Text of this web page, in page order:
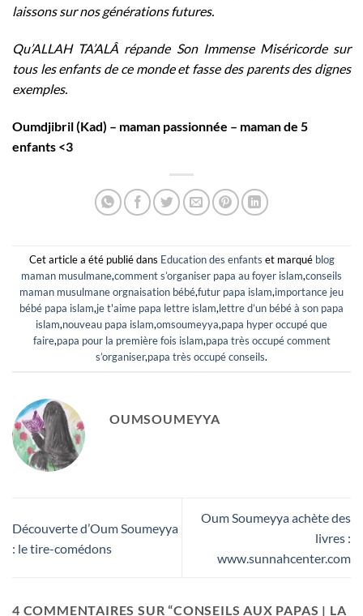
laissons sur nos générations futures.
Qu’ALLAH TA’ALÂ répande Son Immense Miséricorde sur
tous les enfants de ce monde et fasse des parents des dignes
exemples.
Oumdjibril (Kad) – maman passionnée – maman de 5
enfants <3
Cet article a été publié dans Education des enfants et marqué blog
maman musulmane,comment s’organiser papa au foyer islam,conseils
maman musulmane orgnaisation bébé,futur papa islam,importance jeu
bébé papa islam,je t'aime papa lettre islam,lettre d’un bébé à son papa
islam,nouveau papa islam,omsoumeyya,papa hyper occupé que
faire,papa pour la première fois islam,papa très occupé comment
s’organiser,papa très occupé conseils.
OUMSOUMEYYA
Découverte d’Oum Soumeyya
: le tire-comédons
Oum Soumeyya achète des
livres :
www.sunnahcenter.com
4 COMMENTAIRES SUR “CONSEILS AUX PAPAS | LA